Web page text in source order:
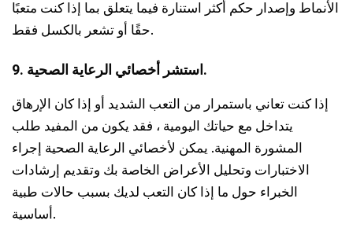
الأنماط وإصدار حكم أكثر استنارة فيما يتعلق بما إذا كنت متعبًا
حقًا أو تشعر بالكسل فقط.
9. استشر أخصائي الرعاية الصحية.
إذا كنت تعاني باستمرار من التعب الشديد أو إذا كان الإرهاق
يتداخل مع حياتك اليومية ، فقد يكون من المفيد طلب
المشورة المهنية. يمكن لأخصائي الرعاية الصحية إجراء
الاختبارات وتحليل الأعراض الخاصة بك وتقديم إرشادات
الخبراء حول ما إذا كان التعب لديك بسبب حالات طبية
أساسية.